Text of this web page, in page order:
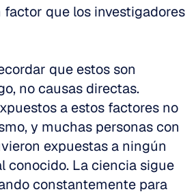
factor que los investigadores
que estos son
no causas directas.
a estos factores no
y muchas personas con
expuestas a ningún
conocido. La ciencia sigue
constantemente para